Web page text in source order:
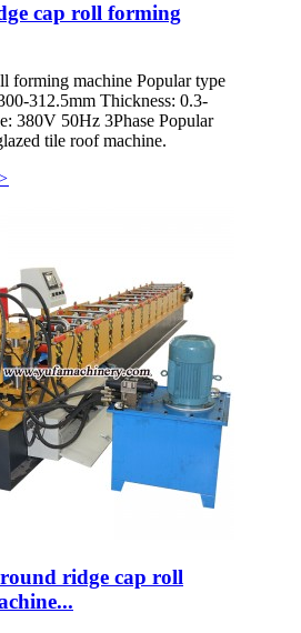
cap roll forming
forming machine Popular type
312.5mm Thickness: 0.3-
380V 50Hz 3Phase Popular
tile roof machine.
ridge cap roll